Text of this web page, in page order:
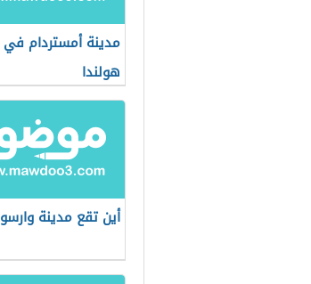
مدينة أمستردام في
هولندا
أين تقع مدينة وارسو